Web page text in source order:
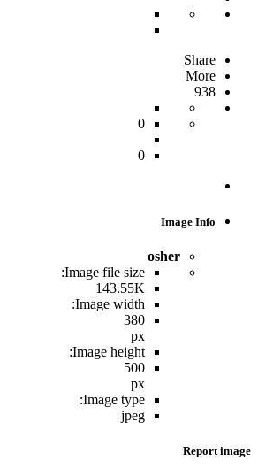
Share
More
938
0
0
Image Info
osher
Image file size:
143.55K
Image width:
380
px
Image height:
500
px
Image type:
jpeg
Report image